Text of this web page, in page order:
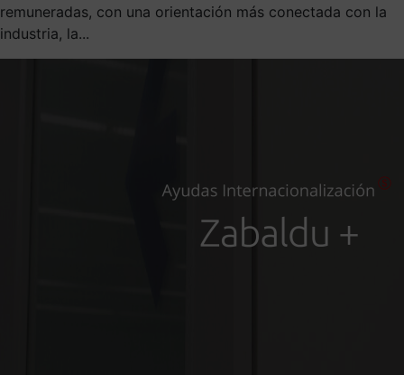
remuneradas, con una orientación más conectada con la
industria, la...